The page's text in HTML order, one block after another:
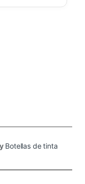
Botellas de tinta